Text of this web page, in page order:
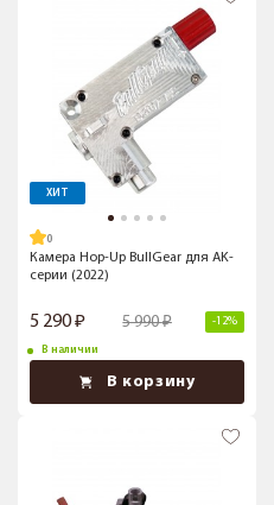
ХИТ
Камера Hop-Up BullGear для AK-
серии (2022)
5 290 5 990 -12%
В наличии
В корзину